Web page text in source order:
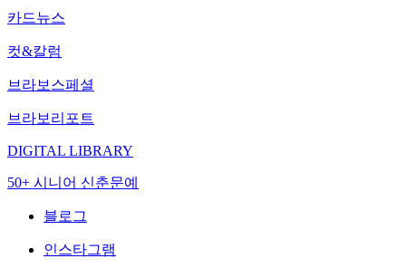
카드뉴스
컷&칼럼
브라보스페셜
브라보리포트
DIGITAL LIBRARY
50+ 시니어 신춘문예
블로그
인스타그램